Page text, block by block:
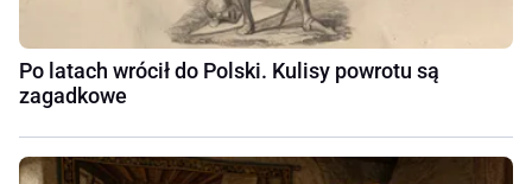
Po latach wrócił do Polski. Kulisy powrotu są
zagadkowe